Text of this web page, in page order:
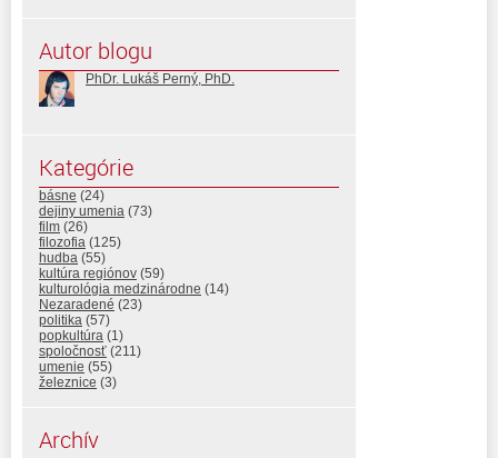
Autor blogu
PhDr. Lukáš Perný, PhD.
Kategórie
básne (24)
dejiny umenia (73)
film (26)
filozofia (125)
hudba (55)
kultúra regiónov (59)
kulturológia medzinárodne (14)
Nezaradené (23)
politika (57)
popkultúra (1)
spoločnosť (211)
umenie (55)
železnice (3)
Archív